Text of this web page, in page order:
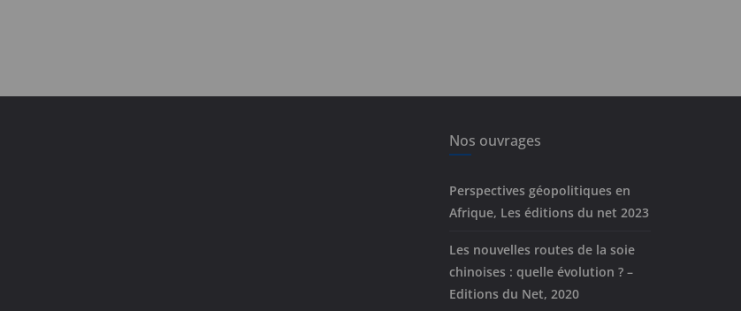
Nos ouvrages
Perspectives géopolitiques en
Afrique, Les éditions du net 2023
Les nouvelles routes de la soie
chinoises : quelle évolution ? –
Editions du Net, 2020